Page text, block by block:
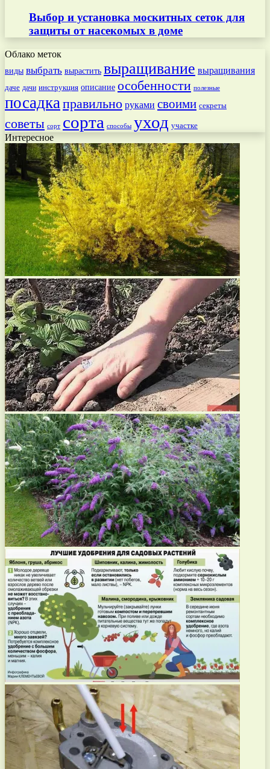
Выбор и установка москитных сеток для
защиты от насекомых в доме
Облако меток
виды выбрать вырастить выращивание выращивания
даче дачи инструкция описание особенности полезные
посадка правильно руками своими секреты
советы сорт сорта способы уход участке
Интересное